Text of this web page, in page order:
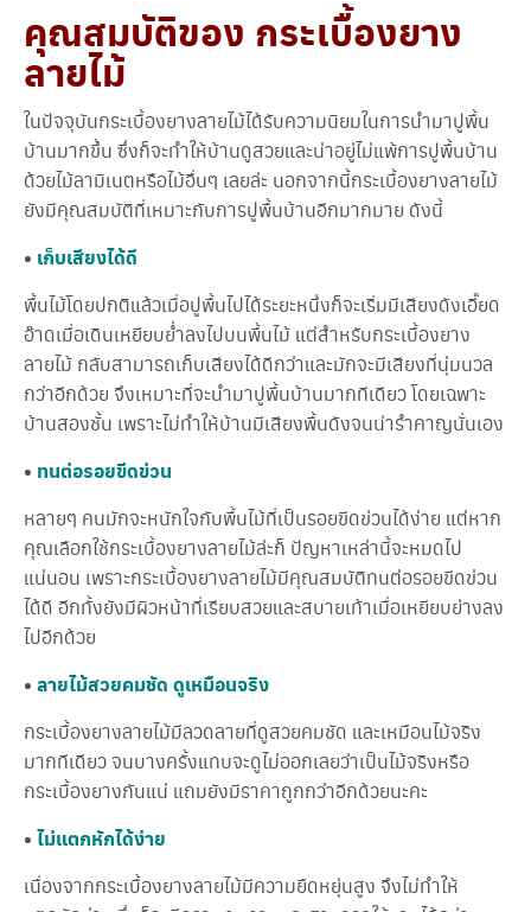
ที่
ค
ว
ร
ก่
อ
เ
ลื
ก
อ
)
กำ
จั
ด
ค
า
ฝั่
ง
ลึ
ก
ก
ร
ะ
บื้
ง
ย
ง
ติ
ต่
คุณสมบัติของ กระเบื้องยาง
ลายไม้
ในปัจจุบันกระเบื้องยางลายไม้ได้รับความนิยมในการนำมาปูพื้น
บ้านมากขึ้น ซึ่งก็จะทำให้บ้านดูสวยและน่าอยู่ไม่แพ้การปูพื้นบ้าน
ด้วยไม้ลามิเนตหรือไม้อื่นๆ เลยล่ะ นอกจากนี้กระเบื้องยางลายไม้
ยังมีคุณสมบัติที่เหมาะกับการปูพื้นบ้านอีกมากมาย ดังนี้
• เก็บเสียงได้ดี
พื้นไม้โดยปกติแล้วเมื่อปูพื้นไปได้ระยะหนึ่งก็จะเริ่มมีเสียงดังเอี๊ยด
อ๊าดเมื่อเดินเหยียบย่ำลงไปบนพื้นไม้ แต่สำหรับกระเบื้องยาง
ลายไม้ กลับสามารถเก็บเสียงได้ดีกว่าและมักจะมีเสียงที่นุ่มนวล
กว่าอีกด้วย จึงเหมาะที่จะนำมาปูพื้นบ้านมากทีเดียว โดยเฉพาะ
บ้านสองชั้น เพราะไม่ทำให้บ้านมีเสียงพื้นดังจนน่ารำคาญนั่นเอง
• ทนต่อรอยขีดข่วน
หลายๆ คนมักจะหนักใจกับพื้นไม้ที่เป็นรอยขีดข่วนได้ง่าย แต่หาก
คุณเลือกใช้กระเบื้องยางลายไม้ล่ะก็ ปัญหาเหล่านี้จะหมดไป
แน่นอน เพราะกระเบื้องยางลายไม้มีคุณสมบัติทนต่อรอยขีดข่วน
ได้ดี อีกทั้งยังมีผิวหน้าที่เรียบสวยและสบายเท้าเมื่อเหยียบย่างลง
ไปอีกด้วย
• ลายไม้สวยคมชัด ดูเหมือนจริง
กระเบื้องยางลายไม้มีลวดลายที่ดูสวยคมชัด และเหมือนไม้จริง
มากทีเดียว จนบางครั้งแทบจะดูไม่ออกเลยว่าเป็นไม้จริงหรือ
กระเบื้องยางกันแน่ แถมยังมีราคาถูกกว่าอีกด้วยนะคะ
• ไม่แตกหักได้ง่าย
เนื่องจากกระเบื้องยางลายไม้มีความยืดหยุ่นสูง จึงไม่ทำให้